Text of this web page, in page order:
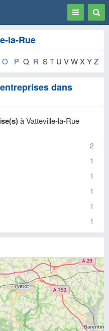
Toggle
la-Rue
O P Q R S T U V W X Y Z
dans
à Vatteville-la-Rue
2
1
1
1
1
1